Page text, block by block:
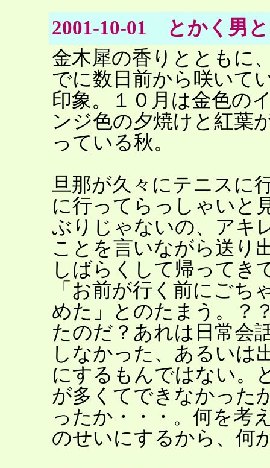
2001-10-01 とかく男
金木犀の香りとともに
でに数日前から咲いて
印象。１０月は金色の
ンジ色の夕焼けと紅葉
っている秋。
旦那が久々にテニスに
に行ってらっしゃいと
ぶりじゃないの、アキ
ことを言いながら送り
しばらくして帰ってき
「お前が行く前にごち
めた」とのたまう。？
たのだ？あれは日常会
しなかった、あるいは
にするもんではない。
が多くてできなかった
ったか・・・。何を考
のせいにするから、何